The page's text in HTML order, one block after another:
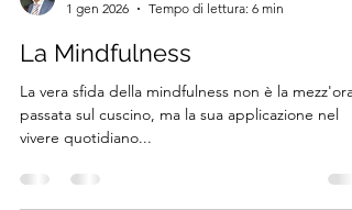
1 gen 2026
Tempo di lettura: 6 min
La Mindfulness
La vera sfida della mindfulness non è la mezz'ora